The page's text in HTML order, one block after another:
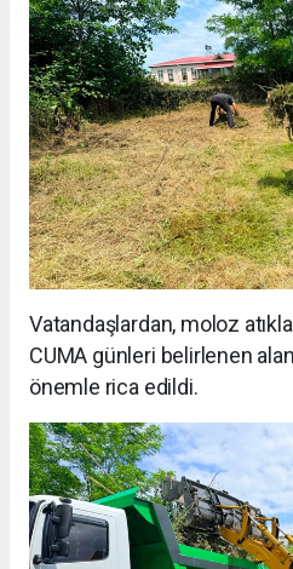
Vatandaşlardan, moloz
CUMA günleri belirlenen
önemle rica edildi.